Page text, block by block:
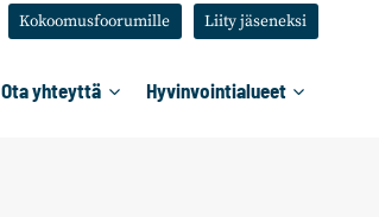
Kokoomusfoorumille Liity jäseneksi
Ota yhteyttä Hyvinvointialueet